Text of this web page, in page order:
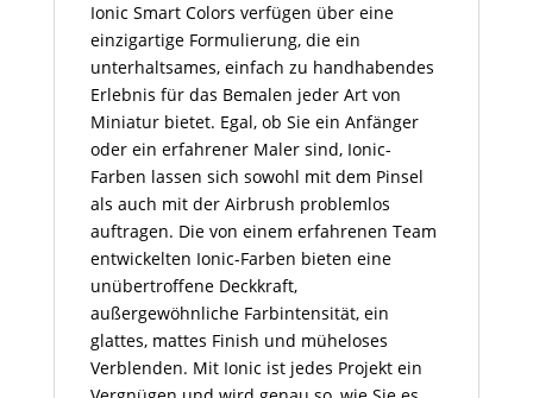
Ionic Smart Colors verfügen über eine
einzigartige Formulierung, die ein
unterhaltsames, einfach zu handhabendes
Erlebnis für das Bemalen jeder Art von
Miniatur bietet. Egal, ob Sie ein Anfänger
oder ein erfahrener Maler sind, Ionic-
Farben lassen sich sowohl mit dem Pinsel
als auch mit der Airbrush problemlos
auftragen. Die von einem erfahrenen Team
entwickelten Ionic-Farben bieten eine
unübertroffene Deckkraft,
außergewöhnliche Farbintensität, ein
glattes, mattes Finish und müheloses
Verblenden. Mit Ionic ist jedes Projekt ein